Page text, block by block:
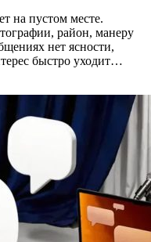
на пустом месте.
район, манеру
нет ясности,
быстро уходит…